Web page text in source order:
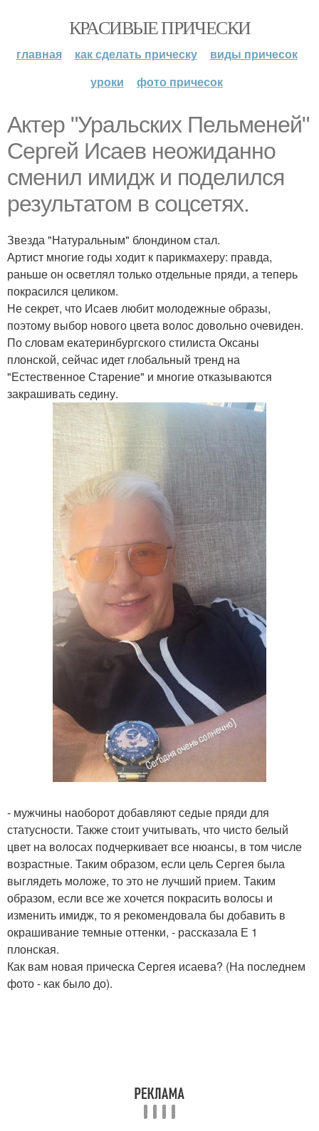
КРАСИВЫЕ ПРИЧЕСКИ
главная как сделать прическу
виды причесок
уроки
фото причесок
Актер "Уральских Пельменей"
Сергей Исаев неожиданно
сменил имидж и поделился
результатом в соцсетях.
Звезда "Натуральным" блондином стал.
Артист многие годы ходит к парикмахеру: правда,
раньше он осветлял только отдельные пряди, а теперь
покрасился целиком.
Не секрет, что Исаев любит молодежные образы,
поэтому выбор нового цвета волос довольно очевиден.
По словам екатеринбургского стилиста Оксаны
плонской, сейчас идет глобальный тренд на
"Естественное Старение" и многие отказываются
закрашивать седину.
- мужчины наоборот добавляют седые пряди для
статусности. Также стоит учитывать, что чисто белый
цвет на волосах подчеркивает все нюансы, в том числе
возрастные. Таким образом, если цель Сергея была
выглядеть моложе, то это не лучший прием. Таким
образом, если все же хочется покрасить волосы и
изменить имидж, то я рекомендовала бы добавить в
окрашивание темные оттенки, - рассказала Е 1
плонская.
Как вам новая прическа Сергея исаева? (На последнем
фото - как было до).